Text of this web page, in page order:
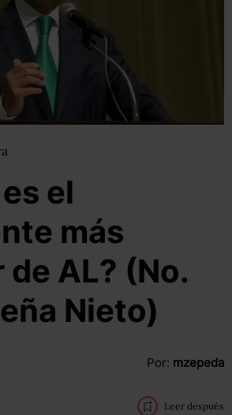
el
más
AL? (No.
Nieto)
Por: mzepeda
Leer después